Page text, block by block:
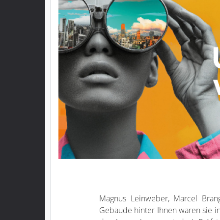
Magnus Leinweber, Marcel
Gebäude hinter Ihnen waren sie